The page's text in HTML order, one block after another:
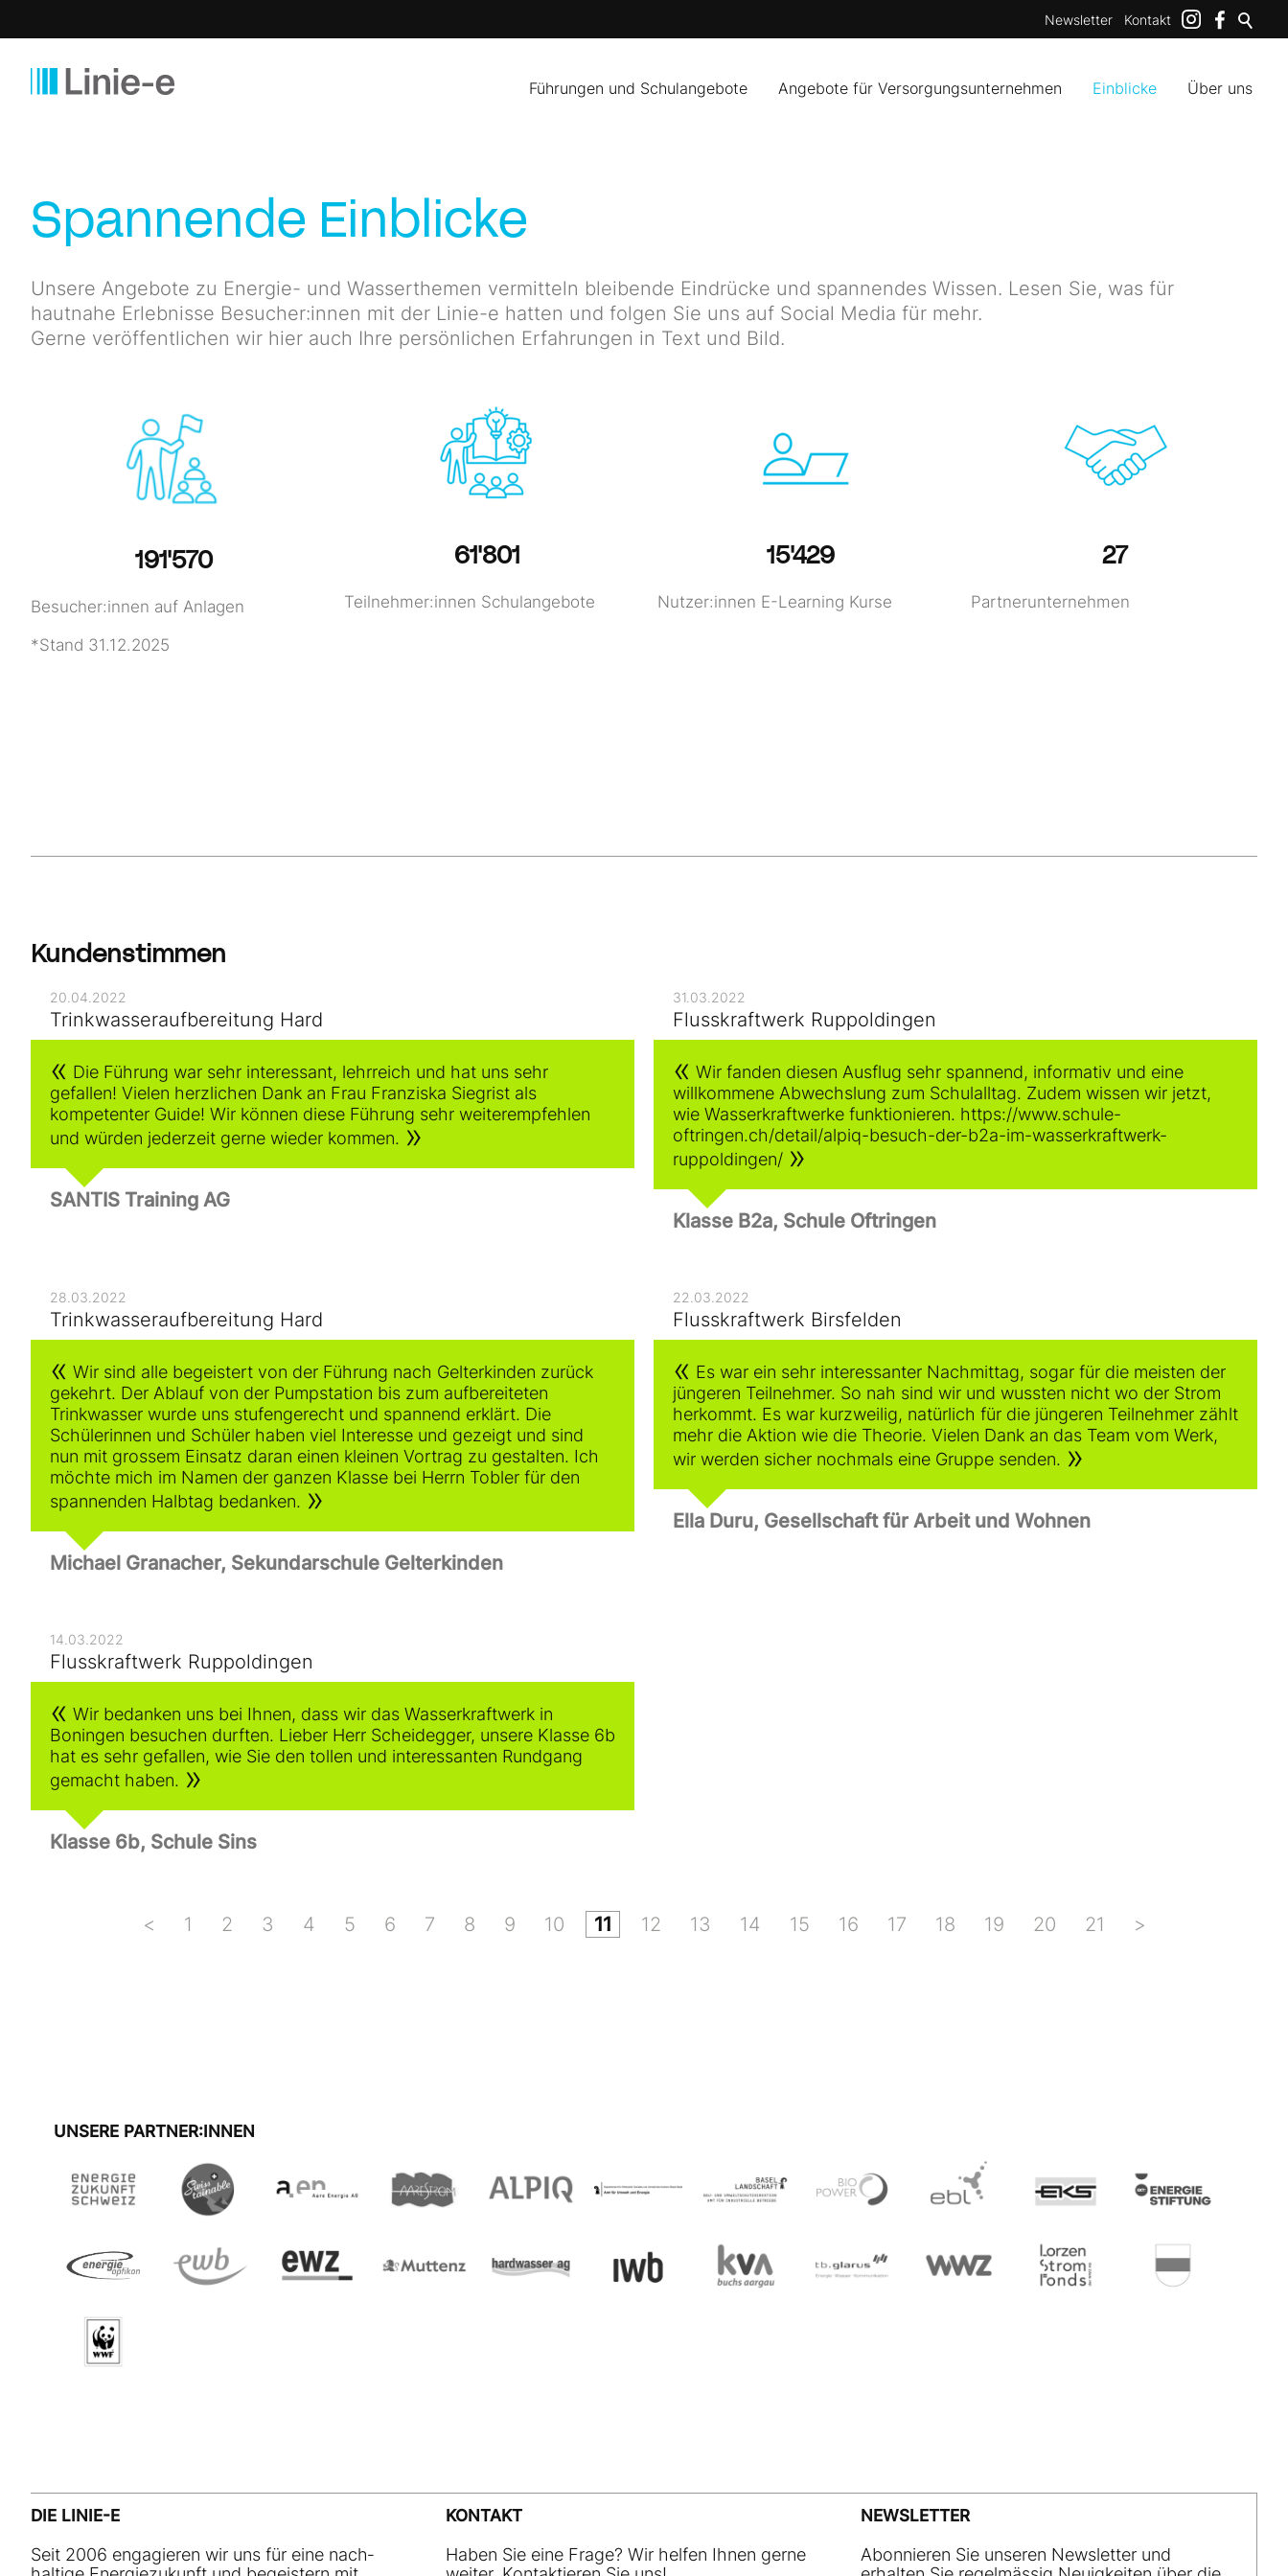
Newsletter Kontakt
Führungen und Schulangebote Angebote für Versorgungsunternehmen Einblicke Über uns
Spannende Einblicke
Unsere Angebote zu Energie- und Wasserthemen vermitteln bleibende Eindrücke und spannendes Wissen. Lesen Sie, was für
hautnahe Erlebnisse Besucher:innen mit der Linie-e hatten und folgen Sie uns auf Social Media für mehr.
Gerne veröffentlichen wir hier auch Ihre persönlichen Erfahrungen in Text und Bild.
193'896
Besucher:innen auf Anlagen
62'551
Teilnehmer:innen Schulangebote
15'616
Nutzer:innen E-Learning Kurse
27
Partnerunternehmen
*Stand 31.12.2025
Kundenstimmen
20.04.2022
Trinkwasseraufbereitung Hard
Die Führung war sehr interessant, lehrreich und hat uns sehr
gefallen! Vielen herzlichen Dank an Frau Franziska Siegrist als
kompetenter Guide! Wir können diese Führung sehr weiterempfehlen
und würden jederzeit gerne wieder kommen.
SANTIS Training AG
31.03.2022
Flusskraftwerk Ruppoldingen
Wir fanden diesen Ausflug sehr spannend, informativ und eine
willkommene Abwechslung zum Schulalltag. Zudem wissen wir jetzt,
wie Wasserkraftwerke funktionieren. https://www.schule-
oftringen.ch/detail/alpiq-besuch-der-b2a-im-wasserkraftwerk-
ruppoldingen/
Klasse B2a, Schule Oftringen
28.03.2022
Trinkwasseraufbereitung Hard
Wir sind alle begeistert von der Führung nach Gelterkinden zurück
gekehrt. Der Ablauf von der Pumpstation bis zum aufbereiteten
Trinkwasser wurde uns stufengerecht und spannend erklärt. Die
Schülerinnen und Schüler haben viel Interesse und gezeigt und sind
nun mit grossem Einsatz daran einen kleinen Vortrag zu gestalten. Ich
möchte mich im Namen der ganzen Klasse bei Herrn Tobler für den
spannenden Halbtag bedanken.
Michael Granacher, Sekundarschule Gelterkinden
22.03.2022
Flusskraftwerk Birsfelden
Es war ein sehr interessanter Nachmittag, sogar für die meisten der
jüngeren Teilnehmer. So nah sind wir und wussten nicht wo der Strom
herkommt. Es war kurzweilig, natürlich für die jüngeren Teilnehmer zählt
mehr die Aktion wie die Theorie. Vielen Dank an das Team vom Werk,
wir werden sicher nochmals eine Gruppe senden.
Ella Duru, Gesellschaft für Arbeit und Wohnen
14.03.2022
Flusskraftwerk Ruppoldingen
Wir bedanken uns bei Ihnen, dass wir das Wasserkraftwerk in
Boningen besuchen durften. Lieber Herr Scheidegger, unsere Klasse 6b
hat es sehr gefallen, wie Sie den tollen und interessanten Rundgang
gemacht haben.
Klasse 6b, Schule Sins
< 1 2 3 4 5 6 7 8 9 10 11 12 13 14 15 16 17 18 19 20 21 >
UNSERE PARTNER:INNEN
DIE LINIE-E
Seit 2006 engagieren wir uns für eine nach­
KONTAKT
Haben Sie eine Frage? Wir helfen Ihnen gerne
NEWSLETTER
Abonnieren Sie unseren Newsletter und